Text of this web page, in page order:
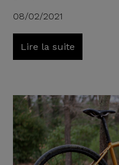
08/02/2021
Lire la suite